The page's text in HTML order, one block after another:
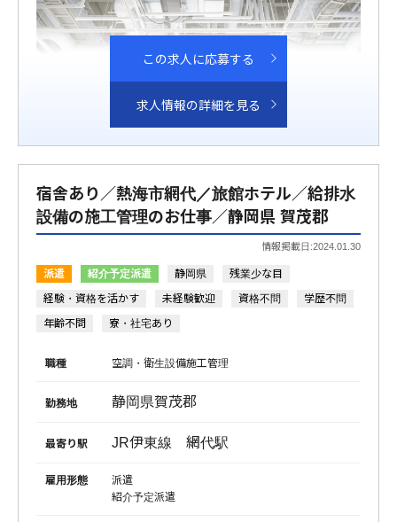
この求人に応募する
求人情報の詳細を見る
宿舎あり／熱海市網代／旅館ホテル／給排水
設備の施工管理のお仕事／静岡県 賀茂郡
情報掲載日:2024.01.30
派遣 紹介予定派遣 静岡県
残業少な目
経験・資格を活かす
未経験歓迎 資格不問
学歴不問
年齢不問
寮・社宅あり
職種 空調・衛生設備施工管理
勤務地 静岡県賀茂郡
最寄り駅 JR伊東線 網代駅
雇用形態
派遣
紹介予定派遣